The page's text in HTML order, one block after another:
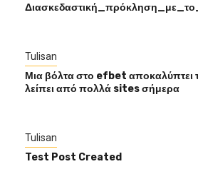
Tulisan
Μια βόλτα στο efbet αποκαλύπτει
λείπει από πολλά sites σήμερα
Tulisan
Test Post Created